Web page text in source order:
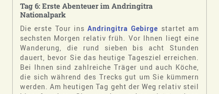
Tag 6: Erste Abenteuer im Andringitra
Nationalpark
Die erste Tour insAndringitra Gebirge startet am
sechsten Morgen relativ früh. Vor Ihnen liegt eine
Wanderung, die rund sieben bis acht Stunden
dauert, bevor Sie das heutige Tagesziel erreichen.
Bei Ihnen sind zahlreiche Träger und auch Köche,
die sich während des Trecks gut um Sie kümmern
werden. Am heutigen Tag geht der Weg relativ steil